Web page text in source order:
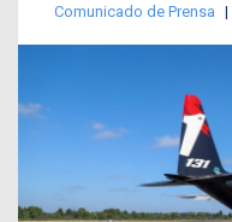
Comunicado de Prensa